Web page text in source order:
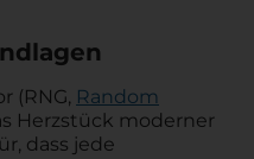
(RNG, Random
Herzstück moderner
dass jede